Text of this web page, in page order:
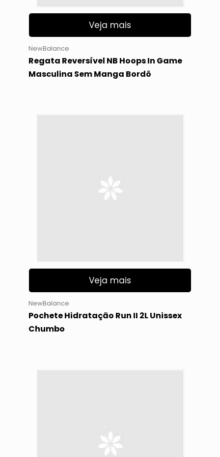
Veja mais
NewBalance
Regata Reversível NB Hoops In Game
Masculina Sem Manga Bordô
Veja mais
NewBalance
Pochete Hidratação Run II 2L Unissex
Chumbo